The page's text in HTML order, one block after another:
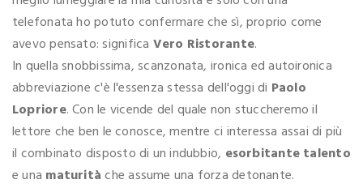
telefonata ho potuto confermare che sì, proprio come
avevo pensato: significa Vero Ristorante.
In quella snobbissima, scanzonata, ironica ed autoironica
abbreviazione c'è l'essenza stessa dell'oggi di Paolo
Lopriore. Con le vicende del quale non stuccheremo il
lettore che ben le conosce, mentre ci interessa assai di più
il combinato disposto di un indubbio, esorbitante talento
e una maturitàche assume una forza detonante.